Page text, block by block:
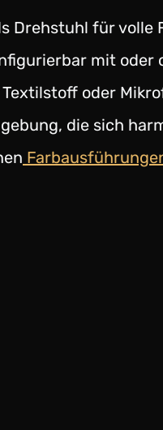
Drehstuhl für
mit oder
oder
die sich